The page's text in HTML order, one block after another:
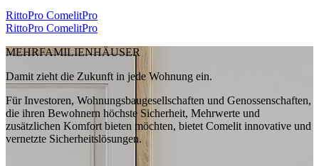
RittoPro ComelitPro
RittoPro ComelitPro
MEHRFAMILIENHÄUSER
Damit zieht die Zukunft in jede Wohnung ein.
Für Investoren, Wohnungsbaugesellschaften und Genossenschaften,
die ihren Bewohnern höchste Sicherheit, Mehrwerte und
zusätzlichen Komfort bieten möchten, bietet Comelit innovative und
vernetzte Sicherheitslösungen.